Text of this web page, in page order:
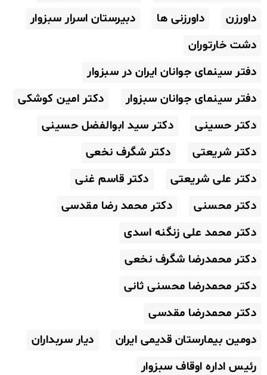
داورزن
داورزنی ها
دبیرستان اسرار سبزوار
دشت خارتوران
دفتر سینمای جوانان ایران در سبزوار
دفتر سینمای جوانان سبزوار
دکتر امین کوشکی
دکتر حسینی
دکتر سید ابوالفضل حسینی
دکتر شریعتی
دکتر شگرف نخعی
دکتر علی شریعتی
دکتر قاسم غنی
دکتر محسنی
دکتر محمد رضا مقدسی
دکتر محمد علی زنگنه اسدی
دکتر محمدرضا شگرف نخعی
دکتر محمدرضا محسنی ثانی
دکتر محمدرضا مقدسی
دومین بیمارستان قدیمی ایران
دیار سربداران
رئیس اداره اوقاف سبزوار